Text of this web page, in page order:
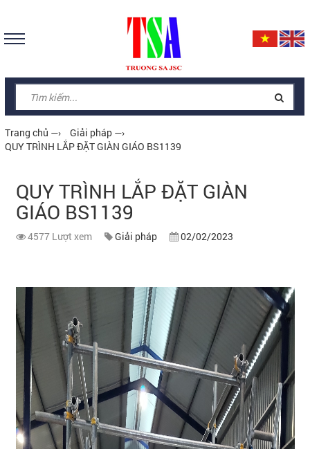
Trang chủ —› Giải pháp —›
QUY TRÌNH LẮP ĐẶT GIÀN GIÁO BS1139
QUY TRÌNH LẮP ĐẶT GIÀN
GIÁO BS1139
4577 Lượt xem Giải pháp 02/02/2023